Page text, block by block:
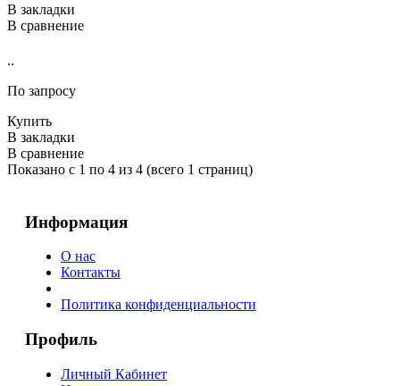
В закладки
В сравнение
..
По запросу
Купить
В закладки
В сравнение
Показано с 1 по 4 из 4 (всего 1 страниц)
Информация
О нас
Контакты
Политика конфиденциальности
Профиль
Личный Кабинет